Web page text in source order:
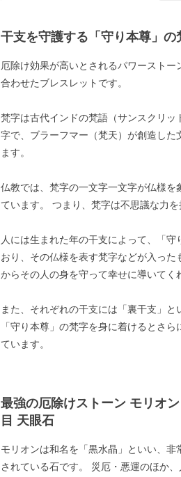
干支を守護する「守り本尊」の
厄除け効果が高いとされるパワースト
合わせたブレスレットです。
梵字は古代インドの梵語（サンスクリッ
字で、ブラーフマー（梵天）が創造し
ます。
仏教では、梵字の一文字一文字が仏様
ています。 つまり、梵字は不思議な力を
人には生まれた年の干支によって、「
おり、その仏様を表す梵字などが入っ
からその人の身を守って幸せに導いてく
また、それぞれの干支には「裏干支」
「守り本尊」の梵字を身に着けるとさ
ています。
最強の厄除けストーン モリオ
目 天眼石
モリオンは和名を「黒水晶」といい、非
されている石です。 災厄・悪運のほか